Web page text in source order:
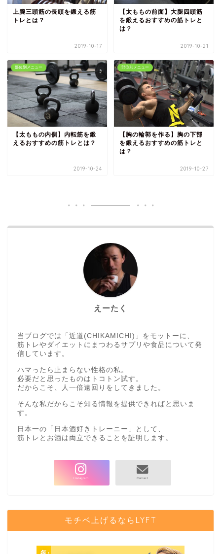
上腕三頭筋の長頭を鍛える筋
トレとは？
2019-10-17
【太ももの前面】大腿四頭筋
を鍛えるおすすめの筋トレと
は？
2019-10-21
部位別メニュー
【太ももの内側】内転筋を鍛
えるおすすめの筋トレとは？
2019-10-24
部位別メニュー
【胸の輪郭を作る】胸の下部
を鍛えるおすすめの筋トレと
は？
2019-10-27
えーたく
当ブログでは「近道(CHIKAMICHI)」をモットーに、
筋トレやダイエットにまつわるサプリや食品について発
信しています。
ハマったら止まらない性格の私。
必要だと思ったものはトコトン試す。
だからこそ、人一倍遠回りをしてきました。
そんな私だからこそ知る情報を提供できればと思いま
す。
日本一の「日本酒好きトレーニー」として、
筋トレとお酒は両立できることを証明します。
モチベ上げるならLYFT